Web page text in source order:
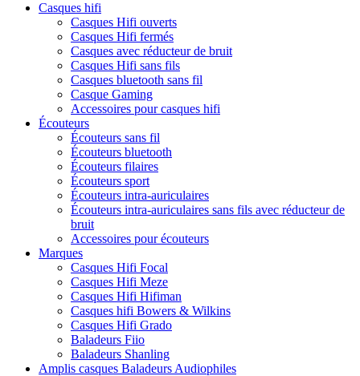
Casques hifi
Casques Hifi ouverts
Casques Hifi fermés
Casques avec réducteur de bruit
Casques Hifi sans fils
Casques bluetooth sans fil
Casque Gaming
Accessoires pour casques hifi
Écouteurs
Écouteurs sans fil
Écouteurs bluetooth
Écouteurs filaires
Écouteurs sport
Écouteurs intra-auriculaires
Écouteurs intra-auriculaires sans fils avec réducteur de
bruit
Accessoires pour écouteurs
Marques
Casques Hifi Focal
Casques Hifi Meze
Casques Hifi Hifiman
Casques hifi Bowers & Wilkins
Casques Hifi Grado
Baladeurs Fiio
Baladeurs Shanling
Amplis casques Baladeurs Audiophiles